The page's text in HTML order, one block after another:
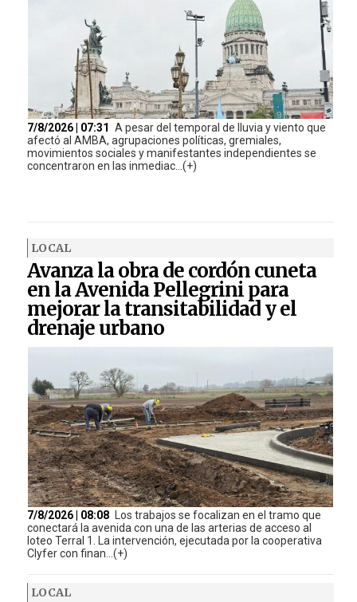
7/8/2026 | 07:31 A pesar del temporal de lluvia y viento que
afectó al AMBA, agrupaciones políticas, gremiales,
movimientos sociales y manifestantes independientes se
concentraron en las inmediac...(+)
LOCAL
Avanza la obra de cordón cuneta
en la Avenida Pellegrini para
mejorar la transitabilidad y el
drenaje urbano
7/8/2026 | 08:08
Los trabajos se focalizan en el tramo que
conectará la avenida con una de las arterias de acceso al
loteo Terral 1. La intervención, ejecutada por la cooperativa
Clyfer con finan...(+)
LOCAL